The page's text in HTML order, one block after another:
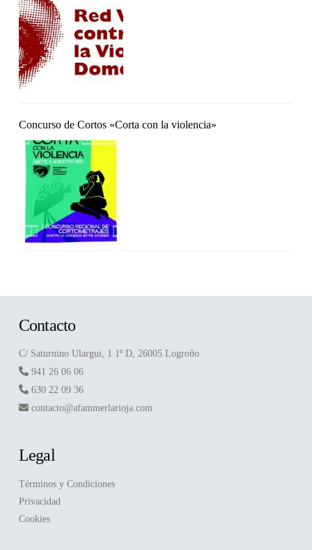
Concurso de Cortos «Corta con la violencia»
Contacto
C/ Saturnino Ulargui, 1 1º D, 26005 Logroño
941 26 06 06
630 22 09 36
contacto@afammerlarioja.com
Legal
Términos y Condiciones
Privacidad
Cookies